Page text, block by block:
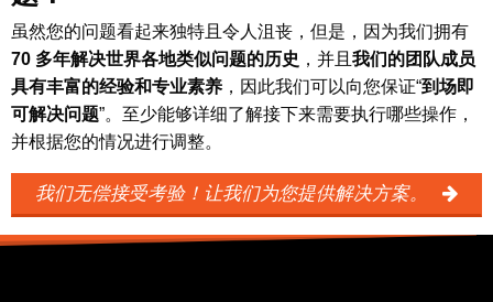
虽然您的问题看起来独特且令人沮丧，但是，因为我们拥有
70 多年解决世界各地类似问题的历史 ，并且 我们的团队成员
具有丰富的经验和专业素养 ，因此我们可以向您保证“到场即
可解决问题”。至少能够详细了解接下来需要执行哪些操作，
并根据您的情况进行调整。
我们无偿接受考验！让我们为您提供解决方案。